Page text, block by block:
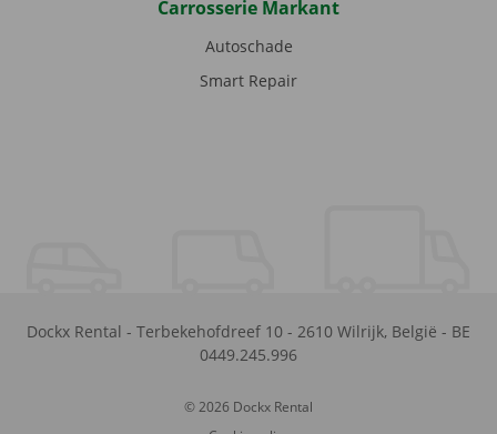
Carrosserie Markant
Autoschade
Smart Repair
Dockx Rental - Terbekehofdreef 10 - 2610 Wilrijk, België - BE
0449.245.996
© 2026 Dockx Rental